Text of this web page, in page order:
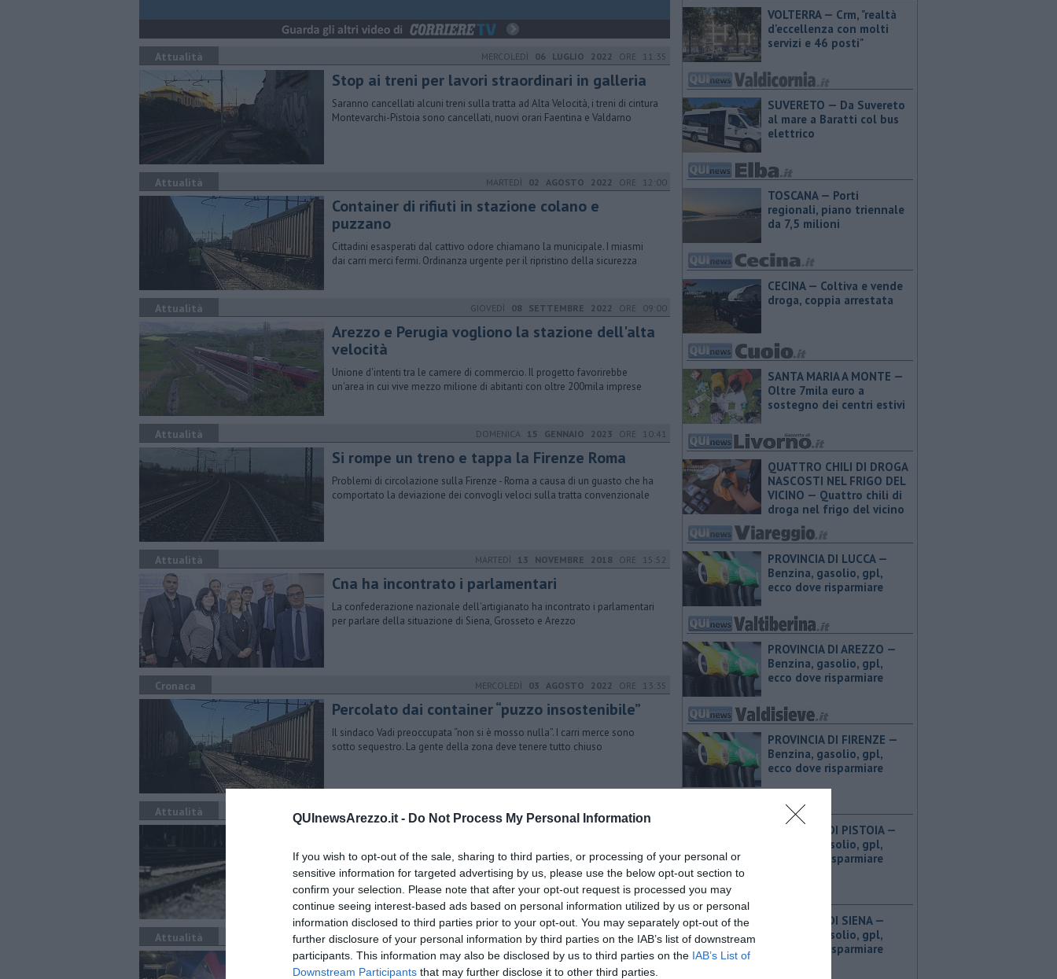
QUInewsArezzo.it - Do Not Process My Personal Information
If you wish to opt-out of the sale, sharing to third parties, or processing of your personal or
sensitive information for targeted advertising by us, please use the below opt-out section to
confirm your selection. Please note that after your opt-out request is processed you may
continue seeing interest-based ads based on personal information utilized by us or personal
information disclosed to third parties prior to your opt-out. You may separately opt-out of the
further disclosure of your personal information by third parties on the IAB’s list of downstream
participants. This information may also be disclosed by us to third parties on the IAB’s List of
Downstream Participants that may further disclose it to other third parties.
Attualità MERCOLEDÌ 06 LUGLIO 2022 ORE 11:35
Stop ai treni per lavori straordinari in galleria
Saranno cancellati alcuni treni sulla tratta ad Alta Velocità, i treni di cintura
Montevarchi-Pistoia sono cancellati, nuovi orari Faentina e Valdarno
Attualità MARTEDÌ 02 AGOSTO 2022 ORE 12:00
Container di rifiuti in stazione colano e
puzzano
Cittadini esasperati dal cattivo odore chiamano la municipale. I miasmi
dai carri merci fermi. Ordinanza urgente per il ripristino della sicurezza
Attualità GIOVEDÌ 08 SETTEMBRE 2022 ORE 09:00
Arezzo e Perugia vogliono la stazione dell'alta
velocità
Unione d'intenti tra le camere di commercio. Il progetto favorirebbe
un'area in cui vive mezzo milione di abitanti con oltre 200mila imprese
Attualità DOMENICA 15 GENNAIO 2023 ORE 10:41
Si rompe un treno e tappa la Firenze Roma
Problemi di circolazione sulla Firenze - Roma a causa di un guasto che ha
comportato la deviazione dei convogli veloci sulla tratta convenzionale
Attualità MARTEDÌ 13 NOVEMBRE 2018 ORE 15:52
Cna ha incontrato i parlamentari
La confederazione nazionale dell'artigianato ha incontrato i parlamentari
per parlare della situazione di Siena, Grosseto e Arezzo
Cronaca MERCOLEDÌ 03 AGOSTO 2022 ORE 13:35
Percolato dai container “puzzo insostenibile”
Il sindaco Vadi preoccupata “non si è mosso nulla”. I carri merce sono
sotto sequestro. La gente della zona deve tenere tutto chiuso
Attualità GIOVEDÌ 17 NOVEMBRE 2022 ORE 14:53
Nei fine settimana del 18-20 e 25-27 novembre per la manutenzione del
tratto sul torrente Esse variazioni d'orari, di fermate e percorsi
Attualità VENERDÌ 23 DICEMBRE 2022ORE 16:44
Stop treni per lavori su linea veloce Firenze
VOLTERRA — Crm, "realtà
d'eccellenza con molti
servizi e 46 posti"
SUVERETO — Da Suvereto
al mare a Baratti col bus
elettrico
TOSCANA — Porti
regionali, piano triennale
da 7,5 milioni
CECINA — Coltiva e vende
droga, coppia arrestata
SANTA MARIA A MONTE —
Oltre 7mila euro a
sostegno dei centri estivi
QUATTRO CHILI DI DROGA
NASCOSTI NEL FRIGO DEL
VICINO — Quattro chili di
droga nel frigo del vicino
PROVINCIA DI LUCCA — ​
Benzina, gasolio, gpl,
ecco dove risparmiare
PROVINCIA DI AREZZO — ​
Benzina, gasolio, gpl,
ecco dove risparmiare
PROVINCIA DI FIRENZE — ​
Benzina, gasolio, gpl,
ecco dove risparmiare
PROVINCIA DI PISTOIA — ​
Benzina, gasolio, gpl,
ecco dove risparmiare
PROVINCIA DI SIENA — ​
Benzina, gasolio, gpl,
ecco dove risparmiare